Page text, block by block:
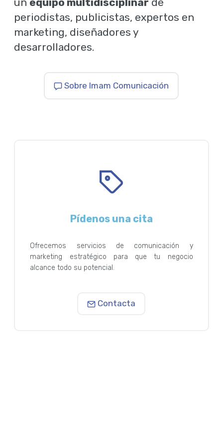
periodistas, publicistas, expertos en
marketing, diseñadores y
desarrolladores.
Sobre Imam Comunicación
Pídenos una cita
Ofrecemos servicios de comunicación y
marketing estratégico para que tu negocio
alcance todo su potencial.
Contacta